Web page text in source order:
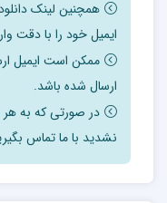
همچنین لینک
ایمیل خود را با دقت
ارسال شده باشد.
در صورتی که به هر
نشدید با ما تماس